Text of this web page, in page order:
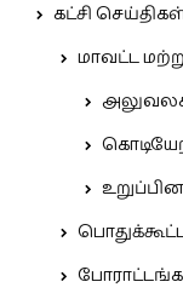
கட்சி
மாவட்ட